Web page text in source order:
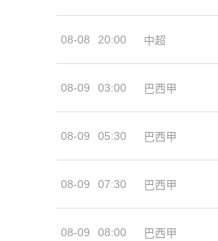
08-08 20:00 中超
08-09 03:00 巴西甲
08-09 05:30 巴西甲
08-09 07:30 巴西甲
08-09 08:00 巴西甲